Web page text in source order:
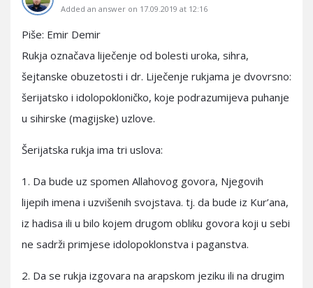
Added an answer on 17.09.2019 at 12:16
Piše: Emir Demir
Rukja označava liječenje od bolesti uroka, sihra,
šejtanske obuzetosti i dr. Liječenje rukjama je dvovrsno:
šerijatsko i idolopokloničko, koje podrazumijeva puhanje
u sihirske (magijske) uzlove.
Šerijatska rukja ima tri uslova:
1. Da bude uz spomen Allahovog govora, Njegovih
lijepih imena i uzvišenih svojstava. tj. da bude iz Kur’ana,
iz hadisa ili u bilo kojem drugom obliku govora koji u sebi
ne sadrži primjese idolopoklonstva i paganstva.
2. Da se rukja izgovara na arapskom jeziku ili na drugim